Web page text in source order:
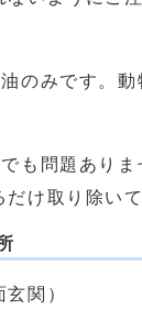
のみです。動
も問題ありま
け取り除いて
関）